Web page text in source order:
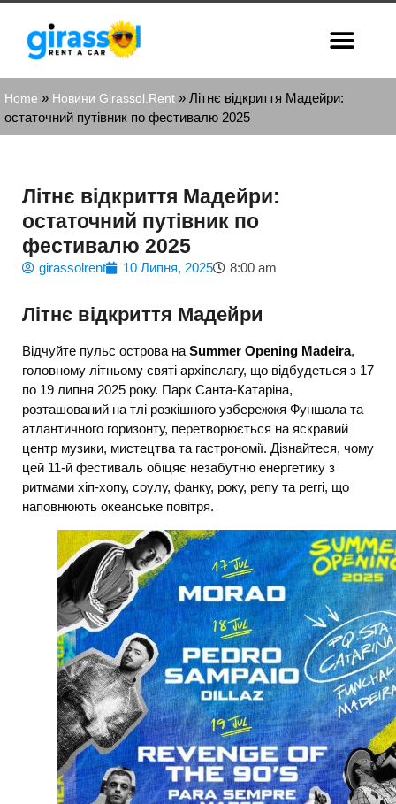
Home » Новини Girassol.Rent » Літнє відкриття Мадейри:
остаточний путівник по фестивалю 2025
Літнє відкриття Мадейри:
остаточний путівник по
фестивалю 2025
girassolrent 10 Липня, 2025 8:00 am
Літнє відкриття Мадейри
Відчуйте пульс острова на Summer Opening Madeira,
головному літньому святі архіпелагу, що відбудеться з 17
по 19 липня 2025 року. Парк Санта-Катаріна,
розташований на тлі розкішного узбережжя Фуншала та
атлантичного горизонту, перетворюється на яскравий
центр музики, мистецтва та гастрономії. Дізнайтеся, чому
цей 11-й фестиваль обіцяє незабутню енергетику з
ритмами хіп-хопу, соулу, фанку, року, репу та реггі, що
наповнюють океанське повітря.